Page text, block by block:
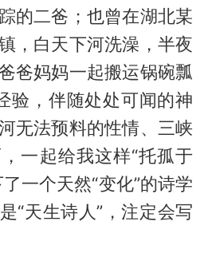
的二爸；也曾在湖北某
，白天下河洗澡，半夜
爸妈妈一起搬运锅碗瓢
，伴随处处可闻的神
无法预料的性情、三峡
一起给我这样“托孤于
一个天然“变化”的诗学
“天生诗人”，注定会写